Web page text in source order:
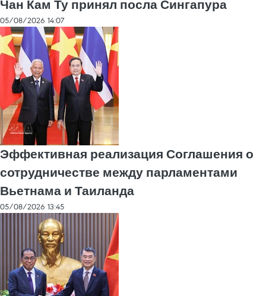
Чан Кам Ту принял посла Сингапура
05/08/2026 14:07
Эффективная реализация Соглашения о
сотрудничестве между парламентами
Вьетнама и Таиланда
05/08/2026 13:45